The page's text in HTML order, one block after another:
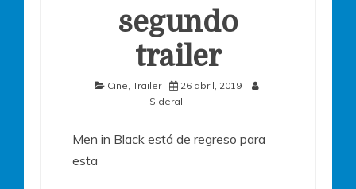
segundo
trailer
Cine Trailer
26 abril, 2019
Sideral
Men in Black está de regreso para
esta